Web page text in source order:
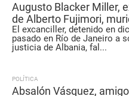
Augusto Blacker Miller,
de Alberto Fujimori,
hospital penitenciario
El excanciller, detenido en
pasado en Río de Janeiro a
justicia de Albania, fal ...
POLÍTICA
Absalón Vásquez, amigo